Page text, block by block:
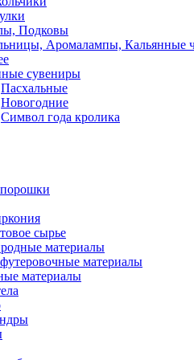
Подковы
Аромалампы, Кальянные
сувениры
Пасхальные
Новогодние
Символ года кролика
сырье
материалы
материалы
материалы